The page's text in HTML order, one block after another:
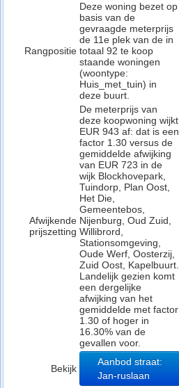
Rangpositie
Deze woning bezet op
basis van de
gevraagde meterprijs
de 11e plek van de in
totaal 92 te koop
staande woningen
(woontype:
Huis_met_tuin) in
deze buurt.
Afwijkende
prijszetting
De meterprijs van
deze koopwoning wijkt
EUR 943 af: dat is een
factor 1.30 versus de
gemiddelde afwijking
van EUR 723 in de
wijk Blockhovepark,
Tuindorp, Plan Oost,
Het Die,
Gemeentebos,
Nijenburg, Oud Zuid,
Willibrord,
Stationsomgeving,
Oude Werf, Oosterzij,
Zuid Oost, Kapelbuurt.
Landelijk gezien komt
een dergelijke
afwijking van het
gemiddelde met factor
1.30 of hoger in
16.30% van de
gevallen voor.
Bekijk
Aanbod straat:
Jan-ruslaan